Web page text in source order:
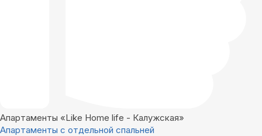
Апартаменты «Like Home life - Калужская»
Апартаменты с отдельной спальней